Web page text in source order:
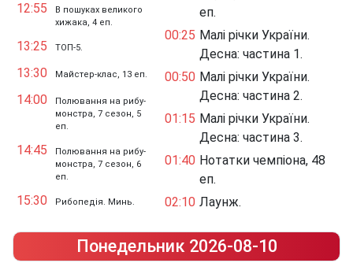
12:55
В пошуках великого
хижака, 4 еп.
13:25 ТОП-5.
13:30 Майстер-клас, 13 еп.
14:00
Полювання на рибу-
монстра, 7 сезон, 5
еп.
14:45
Полювання на рибу-
монстра, 7 сезон, 6
еп.
15:30 Рибопедія. Минь.
еп.
00:25 Малі річки України.
Десна: частина 1.
00:50 Малі річки України.
Десна: частина 2.
01:15 Малі річки України.
Десна: частина 3.
01:40 Нотатки чемпіона, 48
еп.
02:10 Лаунж.
Понедельник 2026-08-10